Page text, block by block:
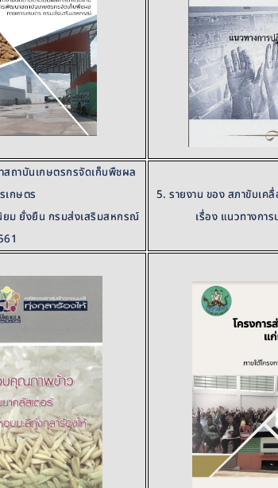
สถาบันเกษตรกรจัดเก็บพืชผล
เกษตร
ยม ยั่งยืน กรมส่งเสริมสหกรณ์
5. รายงาน ของ สภาขับเค
เรื่อง แนวทางกา